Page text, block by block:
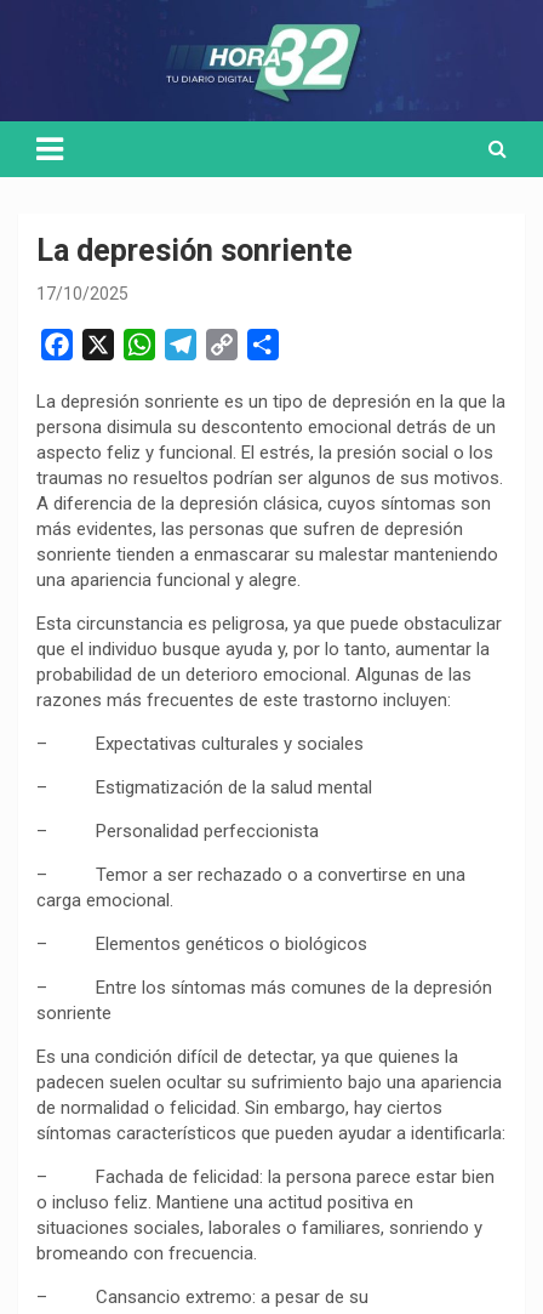
La depresión sonriente
17/10/2025
c
e
b
o
o
k
W
a
t
s
A
p
p
l
e
g
r
a
m
p
y
L
i
n
k
m
p
a
r
t
i
r
La depresión sonriente es un tipo de depresión en la que la
persona disimula su descontento emocional detrás de un
aspecto feliz y funcional. El estrés, la presión social o los
traumas no resueltos podrían ser algunos de sus motivos.
A diferencia de la depresión clásica, cuyos síntomas son
más evidentes, las personas que sufren de depresión
sonriente tienden a enmascarar su malestar manteniendo
una apariencia funcional y alegre.
Esta circunstancia es peligrosa, ya que puede obstaculizar
que el individuo busque ayuda y, por lo tanto, aumentar la
probabilidad de un deterioro emocional. Algunas de las
razones más frecuentes de este trastorno incluyen:
– Expectativas culturales y sociales
– Estigmatización de la salud mental
– Personalidad perfeccionista
– Temor a ser rechazado o a convertirse en una
carga emocional.
– Elementos genéticos o biológicos
– Entre los síntomas más comunes de la depresión
sonriente
Es una condición difícil de detectar, ya que quienes la
padecen suelen ocultar su sufrimiento bajo una apariencia
de normalidad o felicidad. Sin embargo, hay ciertos
síntomas característicos que pueden ayudar a identificarla:
– Fachada de felicidad: la persona parece estar bien
o incluso feliz. Mantiene una actitud positiva en
situaciones sociales, laborales o familiares, sonriendo y
bromeando con frecuencia.
– Cansancio extremo: a pesar de su